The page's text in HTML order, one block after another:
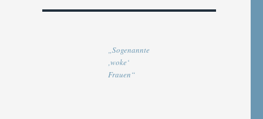
„Sogenannte
‚woke‘
Frauen“